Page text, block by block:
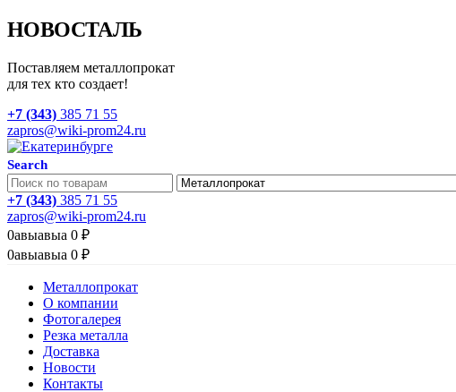
НОВОСТАЛЬ
Поставляем металлопрокат
для тех кто создает!
+7 (343) 385 71 55
zapros@wiki-prom24.ru
Search
+7 (343) 385 71 55
zapros@wiki-prom24.ru
0авыавыа 0 ₽
0авыавыа 0 ₽
Металлопрокат
О компании
Фотогалерея
Резка металла
Доставка
Новости
Контакты